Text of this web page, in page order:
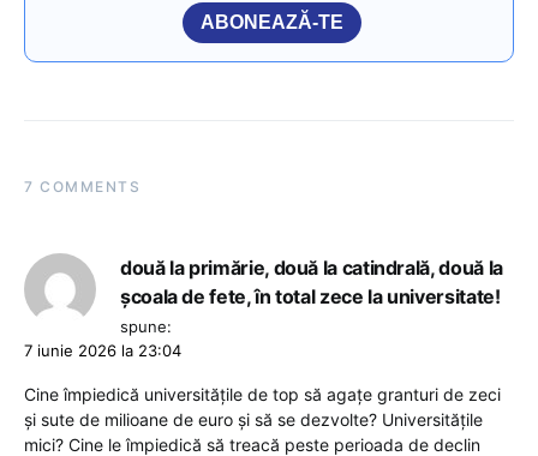
ABONEAZĂ-TE
7 COMMENTS
două la primărie, două la catindrală, două la
școala de fete, în total zece la universitate!
spune:
7 iunie 2026 la 23:04
Cine împiedică universitățile de top să agațe granturi de zeci
și sute de milioane de euro și să se dezvolte? Universitățile
mici? Cine le împiedică să treacă peste perioada de declin